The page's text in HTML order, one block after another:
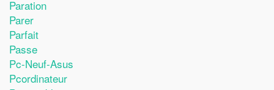
Paration
Parer
Parfait
Passe
Pc-Neuf-Asus
Pcordinateur